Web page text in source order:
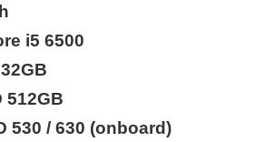
i5 6500
512GB
530 / 630 (onboard)